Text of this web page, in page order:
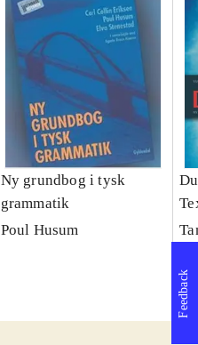
Ny grundbog i tysk
grammatik
Poul Husum
Feedback